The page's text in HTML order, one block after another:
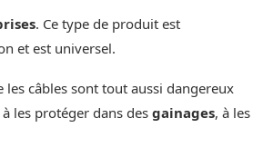
. Ce type de produit est
et est universel.
câbles sont tout aussi dangereux
les protéger dans des gainages, à les